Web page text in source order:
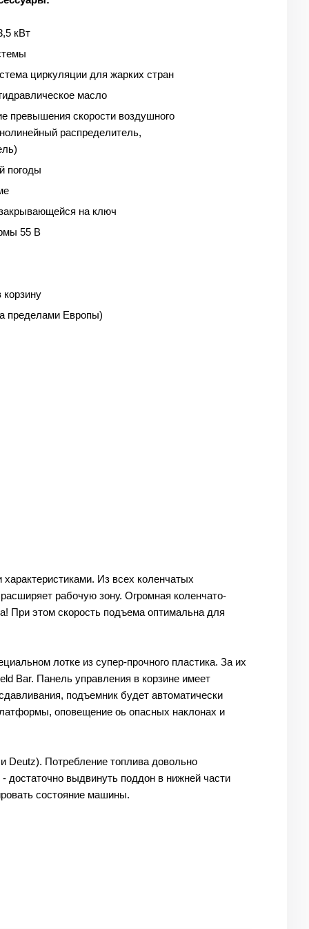
кВт
циркуляции для жарких стран
масло
превышения скорости воздушного
распределитель,
погоды
на ключ
55 В
пределами Европы)
Из всех коленчатых
рабочую зону. Огромная коленчато-
При этом скорость подъема оптимальна для
лотке из супер-прочного пластика. За их
Bar. Панель управления в корзине имеет
подъемник будет автоматически
оповещение оь опасных наклонах и
Потребление топлива довольно
достаточно выдвинуть поддон в нижней части
состояние машины.